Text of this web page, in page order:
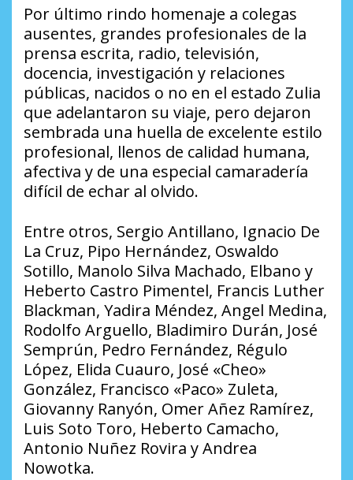
Por último rindo homenaje a colegas
ausentes, grandes profesionales de la
prensa escrita, radio, televisión,
docencia, investigación y relaciones
públicas, nacidos o no en el estado Zulia
que adelantaron su viaje, pero dejaron
sembrada una huella de excelente estilo
profesional, llenos de calidad humana,
afectiva y de una especial camaradería
difícil de echar al olvido.
Entre otros, Sergio Antillano, Ignacio De
La Cruz, Pipo Hernández, Oswaldo
Sotillo, Manolo Silva Machado, Elbano y
Heberto Castro Pimentel, Francis Luther
Blackman, Yadira Méndez, Angel Medina,
Rodolfo Arguello, Bladimiro Durán, José
Semprún, Pedro Fernández, Régulo
López, Elida Cuauro, José «Cheo»
González, Francisco «Paco» Zuleta,
Giovanny Ranyón, Omer Añez Ramírez,
Luis Soto Toro, Heberto Camacho,
Antonio Nuñez Rovira y Andrea
Nowotka.